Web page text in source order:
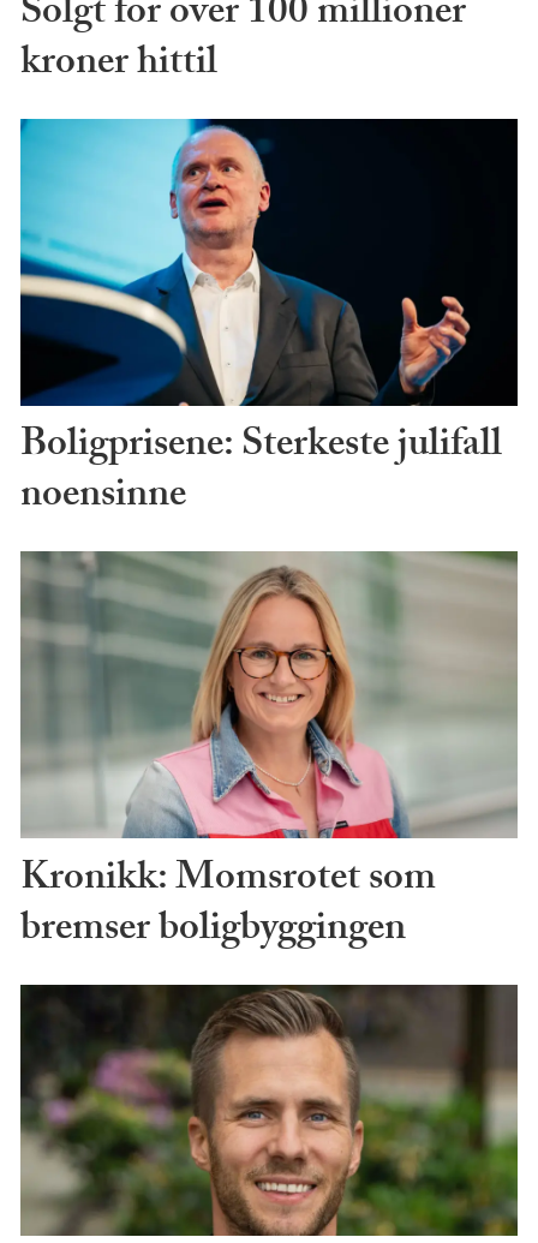
Solgt for over 100 millioner
kroner hittil
Boligprisene: Sterkeste julifall
noensinne
Kronikk: Momsrotet som
bremser boligbyggingen